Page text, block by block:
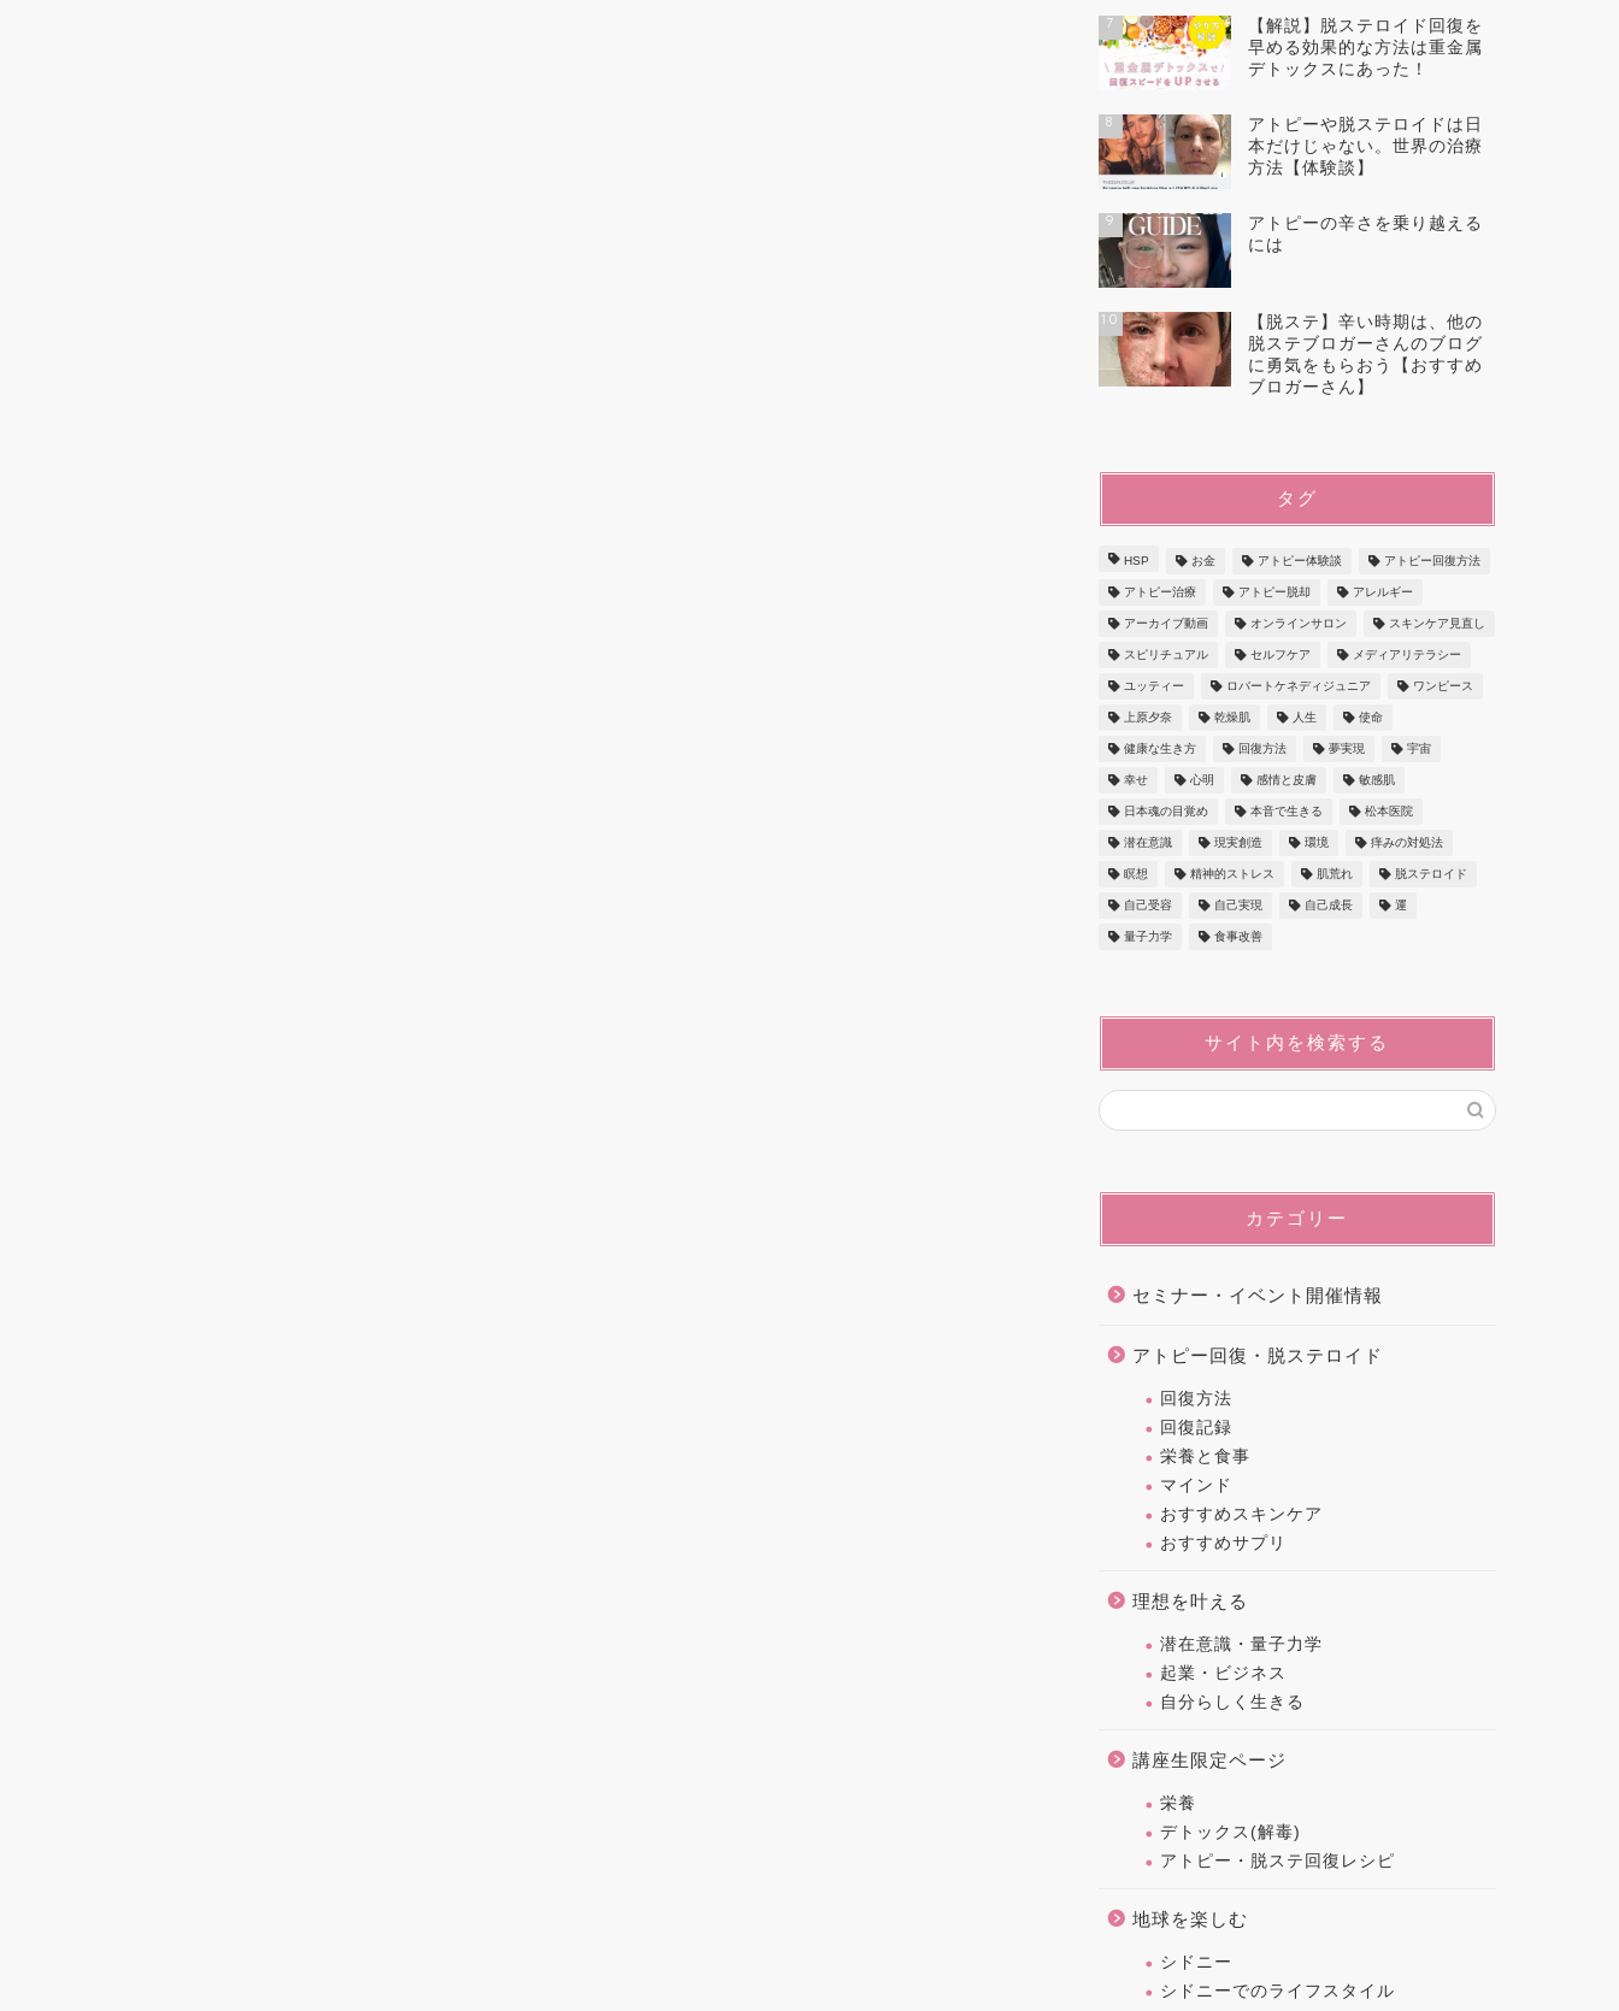
7
【解説】脱ステロイド回復を
早める効果的な方法は重金属
デトックスにあった！
8
アトピーや脱ステロイドは日
本だけじゃない。世界の治療
方法【体験談】
9
アトピーの辛さを乗り越える
には
10
【脱ステ】辛い時期は、他の
脱ステブロガーさんのブログ
に勇気をもらおう【おすすめ
ブロガーさん】
タグ
HSP お金 アトピー体験談 アトピー回復方法
アトピー治療 アトピー脱却 アレルギー
アーカイブ動画 オンラインサロン スキンケア見直し
スピリチュアル セルフケア メディアリテラシー
ユッティー ロバートケネディジュニア ワンピース
上原夕奈 乾燥肌 人生 使命
健康な生き方 回復方法 夢実現 宇宙
幸せ 心明 感情と皮膚 敏感肌
日本魂の目覚め 本音で生きる 松本医院
潜在意識 現実創造 環境 痒みの対処法
瞑想 精神的ストレス 肌荒れ 脱ステロイド
自己受容 自己実現 自己成長 運
量子力学 食事改善
サイト内を検索する
カテゴリー
セミナー・イベント開催情報
アトピー回復・脱ステロイド
回復方法
回復記録
栄養と食事
マインド
おすすめスキンケア
おすすめサプリ
理想を叶える
潜在意識・量子力学
起業・ビジネス
自分らしく生きる
講座生限定ページ
栄養
デトックス(解毒)
アトピー・脱ステ回復レシピ
地球を楽しむ
シドニー
シドニーでのライフスタイル